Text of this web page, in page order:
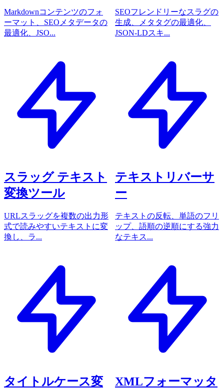
Markdownコンテンツのフォ
ーマット、SEOメタデータの
最適化、JSO...
SEOフレンドリーなスラグの
生成、メタタグの最適化、
JSON-LDスキ...
スラッグ テキスト
変換ツール
URLスラッグを複数の出力形
式で読みやすいテキストに変
換し、ラ...
テキストリバーサ
ー
テキストの反転、単語のフリ
ップ、語順の逆順にする強力
なテキス...
タイトルケース変
XMLフォーマッタ